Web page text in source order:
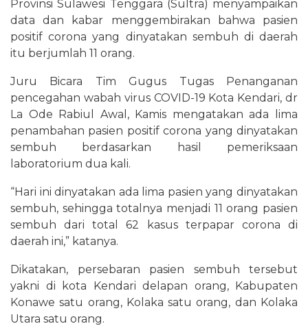
Provinsi Sulawesi Tenggara (Sultra) menyampaikan
data dan kabar menggembirakan bahwa pasien
positif corona yang dinyatakan sembuh di daerah
itu berjumlah 11 orang.
Juru Bicara Tim Gugus Tugas Penanganan
pencegahan wabah virus COVID-19 Kota Kendari, dr
La Ode Rabiul Awal, Kamis mengatakan ada lima
penambahan pasien positif corona yang dinyatakan
sembuh berdasarkan hasil pemeriksaan
laboratorium dua kali.
“Hari ini dinyatakan ada lima pasien yang dinyatakan
sembuh, sehingga totalnya menjadi 11 orang pasien
sembuh dari total 62 kasus terpapar corona di
daerah ini,” katanya.
Dikatakan, persebaran pasien sembuh tersebut
yakni di kota Kendari delapan orang, Kabupaten
Konawe satu orang, Kolaka satu orang, dan Kolaka
Utara satu orang.